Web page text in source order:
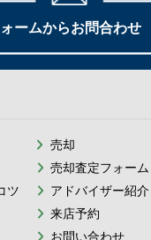
ームからお問合わせ
ツ
売却
売却査定フォーム
アドバイザー紹介
来店予約
お問い合わせ